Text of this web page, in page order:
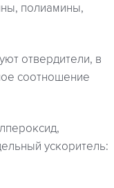
полиамины,
отвердители, в
соотношение
ускоритель: